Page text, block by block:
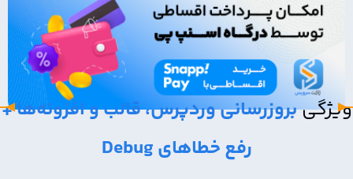
ویژگیبروزرسانی وردپرس، قالب و افزونه‌ها +
رفع خطاهای Debug